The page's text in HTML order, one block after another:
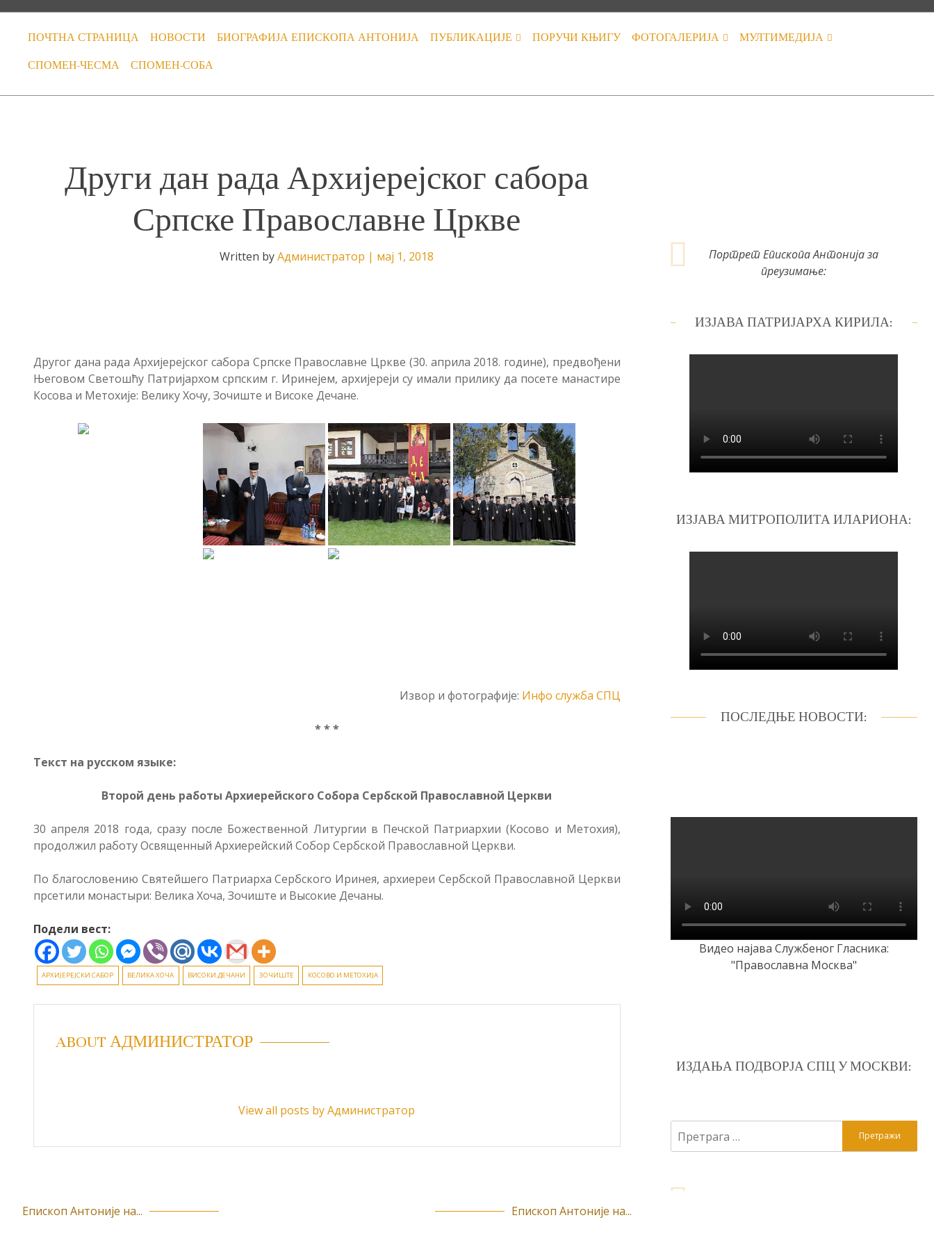
ПОЧТНА СТРАНИЦА НОВОСТИ БИОГРАФИЈА ЕПИСКОПА АНТОНИЈА ПУБЛИКАЦИЈЕ ПОРУЧИ КЊИГУ ФОТОГАЛЕРИЈА МУЛТИМЕДИЈА
СПОМЕН-ЧЕСМА СПОМЕН-СОБА
Други дан рада Архијерејског сабора
Српске Православне Цркве
Written byАдминистратор | мај 1, 2018
Другог дана рада Архијерејског сабора Српске Православне Цркве (30. априла 2018. године), предвођени
Његовом Светошћу Патријархом српским г. Иринејем, архијереји су имали прилику да посете манастире
Косова и Метохије: Велику Хочу, Зочиште и Високе Дечане.
Извор и фотографије: Инфо служба СПЦ
* * *
Текст на русском языке:
Второй день работы Архиерейского Собора Сербской Православной Церкви
30 апреля 2018 года, сразу после Божественной Литургии в Печской Патриархии (Косово и Метохия),
продолжил работу Освященный Архиерейский Собор Сербской Православной Церкви.
По благословению Святейшего Патриарха Сербского Иринея, архиереи Сербской Православной Церкви
прсетили монастыри: Велика Хоча, Зочиште и Высокие Дечаны.
Подели вест:
АРХИЈЕРЕЈСКИ САБОР ВЕЛИКА ХОЧА ВИСОКИ ДЕЧАНИ ЗОЧИШТЕ КОСОВО И МЕТОХИЈА
ABOUT АДМИНИСТРАТОР
View all posts by Администратор
К
Епископ Антоније на... Епископ Антоније на...
Портрет Епископа Антонија за
преузимање:
ИЗЈАВА ПАТРИЈАРХА КИРИЛА:
ИЗЈАВА МИТРОПОЛИТА ИЛАРИОНА:
ПОСЛЕДЊЕ НОВОСТИ:
Видео најава Службеног Гласника:
"Православна Москва"
ИЗДАЊА ПОДВОРЈА СПЦ У МОСКВИ:
за: